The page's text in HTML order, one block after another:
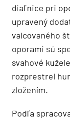
diaľnice pri
upravený
valcovaného
oporami sú
svahové
rozprestrel
zložením.
Podľa